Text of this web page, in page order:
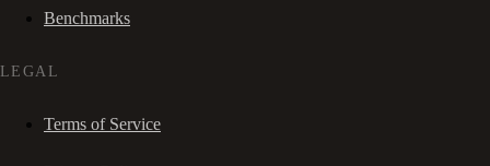
Benchmarks
LEGAL
Terms of Service